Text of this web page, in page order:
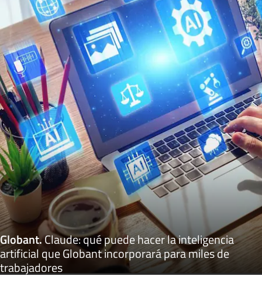
Globant.Claude: qué puede hacer la inteligencia
artificial que Globant incorporará para miles de
trabajadores